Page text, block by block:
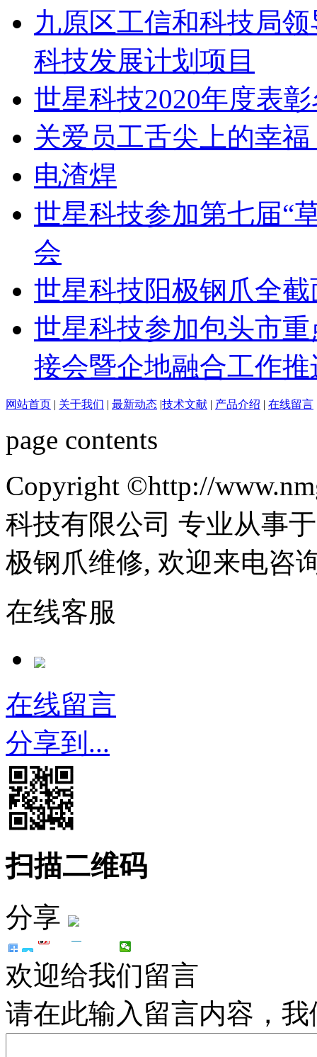
九原区工信和科技局
科技发展计划项目
世星科技2020年度表
关爱员工舌尖上的幸
电渣焊
世星科技参加第七届“
会
世星科技阳极钢爪全
世星科技参加包头市
接会暨企地融合工作推
网站首页 | 关于我们 | 最新动态 |技术文献 | 产品介绍 | 在线留言
page contents
Copyright ©http://
科技有限公司 专业从事
极钢爪维修, 欢迎来电
在线客服
在线留言
分享到...
扫描二维码
分享
欢迎给我们留言
请在此输入留言内容，